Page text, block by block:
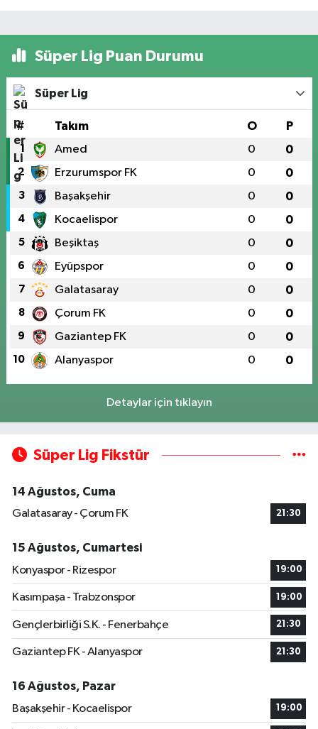
Süper Lig Puan Durumu
Süper Lig
# Takım O P
1 Amed 0 0
2 Erzurumspor FK 0 0
3 Başakşehir 0 0
4 Kocaelispor 0 0
5 Beşiktaş 0 0
6 Eyüpspor 0 0
7 Galatasaray 0 0
8 Çorum FK 0 0
9 Gaziantep FK 0 0
10 Alanyaspor 0 0
Detaylar için tıklayın
Süper Lig Fikstür
14 Ağustos, Cuma
Galatasaray - Çorum FK
21:30
15 Ağustos, Cumartesi
Konyaspor - Rizespor
19:00
Kasımpaşa - Trabzonspor 19:00
Gençlerbirliği S.K. - Fenerbahçe 21:30
Gaziantep FK - Alanyaspor 21:30
16 Ağustos, Pazar
Başakşehir - Kocaelispor
19:00